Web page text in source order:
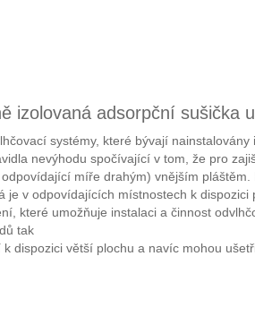
izolovaná adsorpční sušička
systémy, které bývají
nevýhodu spočívající v tom, že pro
odpovídající míře drahým) vnějším
je v odpovídajících místnostech k
které umožňuje instalaci a činnost
tak
k dispozici větší plochu a navíc mohou